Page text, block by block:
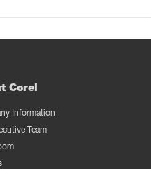
Corel
Information
Team